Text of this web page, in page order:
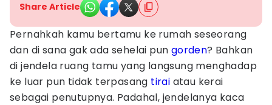
Share Article
Pernahkah kamu bertamu ke rumah seseorang
dan di sana gak ada sehelai pun gorden? Bahkan
di jendela ruang tamu yang langsung menghadap
ke luar pun tidak terpasang tirai atau kerai
sebagai penutupnya. Padahal, jendelanya kaca